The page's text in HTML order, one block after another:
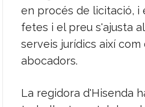
en procés de licitació, i
fetes i el preu s'ajusta
serveis jurídics així
abocadors.
La regidora d'Hisenda